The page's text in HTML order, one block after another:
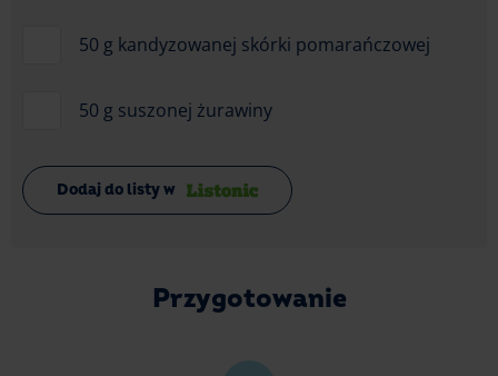
50 g kandyzowanej skórki pomarańczowej
50 g suszonej żurawiny
Dodaj do listy w
Przygotowanie